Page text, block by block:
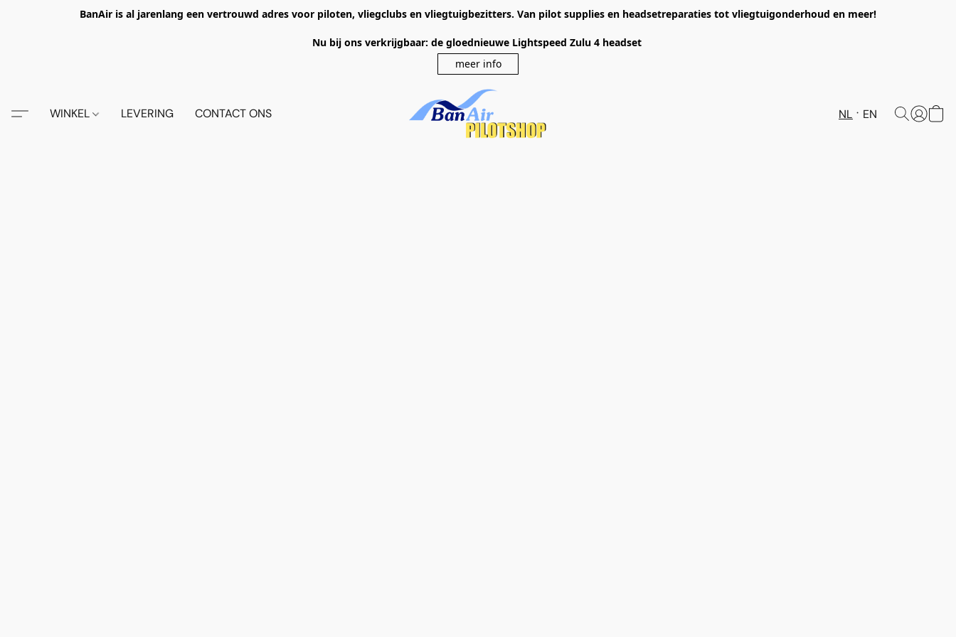
BanAir is al jarenlang een vertrouwd adres voor piloten, vliegclubs en vliegtuigbezitters. Van pilot supplies en headsetreparaties tot vliegtuigonderhoud en meer!
Nu bij ons verkrijgbaar: de gloednieuwe Lightspeed Zulu 4 headset
meer info
WINKEL LEVERING CONTACT ONS NL EN